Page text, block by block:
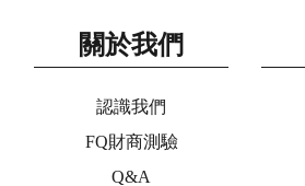
關於我們
認識我們
FQ財商測驗
Q&A